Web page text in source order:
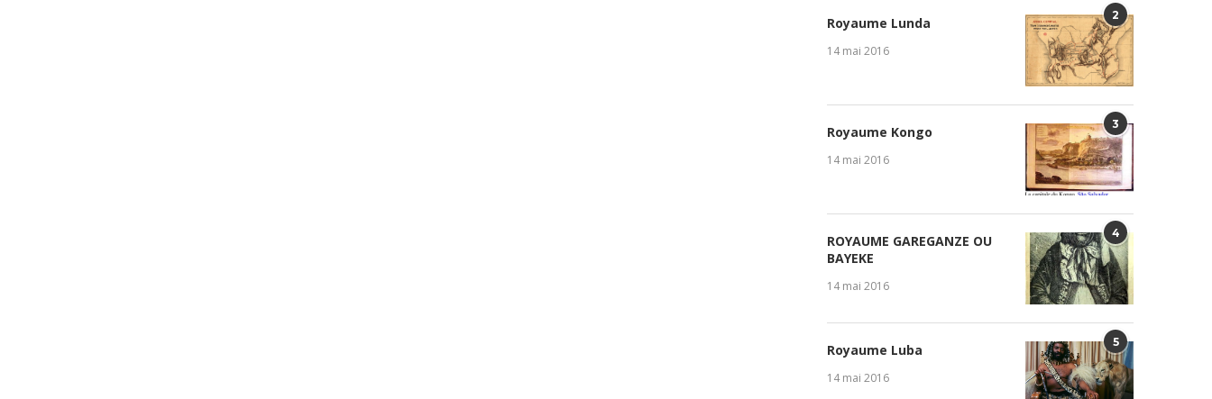
2
Royaume Lunda
14 mai 2016
3
Royaume Kongo
14 mai 2016
4
ROYAUME GAREGANZE OU
BAYEKE
14 mai 2016
5
Royaume Luba
14 mai 2016